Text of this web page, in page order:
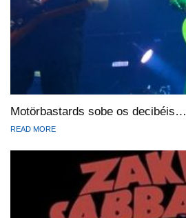
Motörbastards sobe os decibéis…
READ MORE